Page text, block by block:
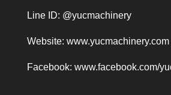
Line ID: @yucmachinery
Website: www.yucmachinery.com
Facebook: www.facebook.com/